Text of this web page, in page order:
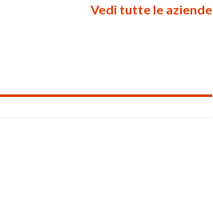
Vedi tutte le aziende